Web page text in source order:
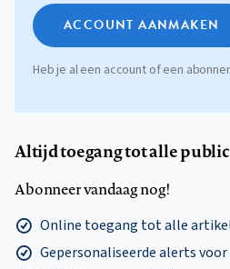
ACCOUNT AANMAKEN
Heb je al een account of een
Altijd toegang tot alle
Abonneer vandaag nog!
Online toegang tot alle
Gepersonaliseerde alerts